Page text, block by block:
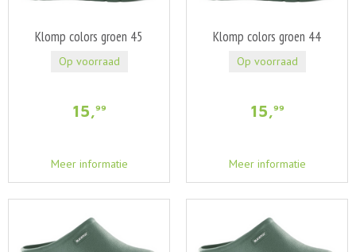
Klomp colors groen 45
15,99
Meer informatie
Op voorraad
Klomp colors groen 44
15,99
Meer informatie
Op voorraad